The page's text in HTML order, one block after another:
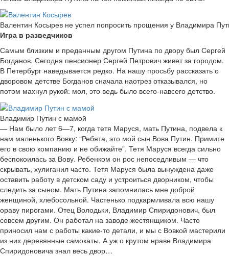
Валентин Косырев не успел попросить прощения у Владимира
Игра в разведчиков
Самым близким и преданным другом Путина по двору был Сергей
Богданов. Сегодня пенсионер Сергей Петрович живет за городом.
В Петербург наведывается редко. На нашу просьбу рассказать о
дворовом детстве Богданов сначала наотрез отказывался, но
потом махнул рукой: мол, это ведь было всего-навсего детство.
Владимир Путин с мамой
— Нам было лет 6—7, когда тетя Маруся, мать Путина, подвела к
нам маленького Вовку: “Ребята, это мой сын Вова Путин. Примите
его в свою компанию и не обижайте”. Тетя Маруся всегда сильно
беспокоилась за Вову. Ребенком он рос непоседливым — что
скрывать, хулиганил часто. Тетя Маруся была вынуждена даже
оставить работу в детском саду и устроиться дворником, чтобы
следить за сыном. Мать Путина запомнилась мне доброй
женщиной, хлебосольной. Частенько подкармливала всю нашу
ораву пирогами. Отец Володьки, Владимир Спиридонович, был
совсем другим. Он работал на заводе жестянщиком. Часто
приносил нам с работы какие-то детали, и мы с Вовкой мастерили
из них деревянные самокаты. А уж о крутом нраве Владимира
Спиридоновича знал весь двор…